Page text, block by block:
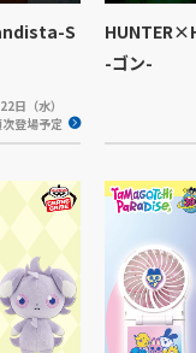
S
日（水）
登場予定
-ゴン-